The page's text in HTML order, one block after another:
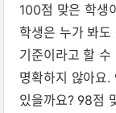
100점 맞은 학생
학생은 누가 봐도
기준이라고 할 수
명확하지 않아요
있을까요? 98점